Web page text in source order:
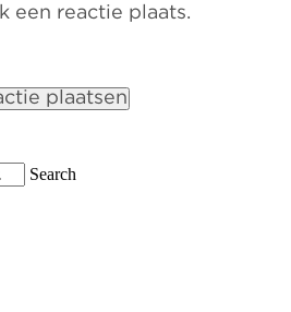
een reactie plaats.
Search